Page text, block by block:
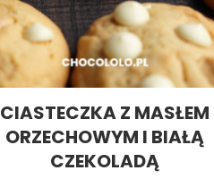
CIASTECZKA Z MASŁEM
ORZECHOWYM I BIAŁĄ
CZEKOLADĄ